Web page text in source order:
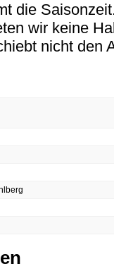
die
wir keine
nicht den